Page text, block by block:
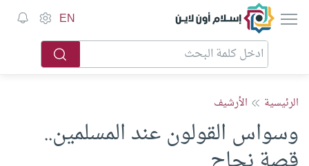
إسلام أون لاين EN
الرئيسية الأرشيف
وسواس القولون عند المسلمين..